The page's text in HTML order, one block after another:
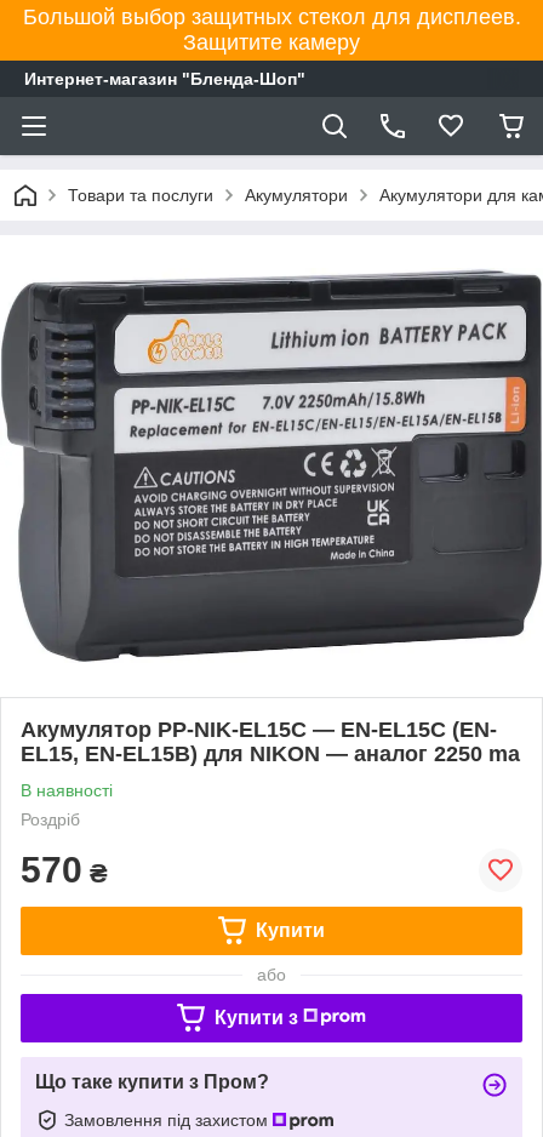
Большой выбор защитных стекол для дисплеев.
Защитите камеру
Интернет-магазин "Бленда-Шоп"
Товари та послуги Акумулятори Акумулятори для
Акумулятор PP-NIK-EL15C — EN-EL15C (EN-
EL15, EN-EL15B) для NIKON — аналог 2250 ma
В наявності
Роздріб
570 ₴
Купити
або
Купити з
Що таке купити з Пром?
Замовлення під захистом